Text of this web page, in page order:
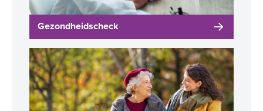
Gezondheidscheck